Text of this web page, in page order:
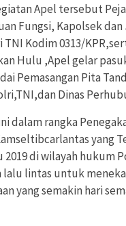
Apel tersebut
Fungsi, Kapolsek
TNI Kodim 0313/
Hulu ‎,Apel gelar
Pemasangan Pita
Dinas
dalam rangka
yang
2019 di wilayah hukum
lintas untuk
yang semakin hari